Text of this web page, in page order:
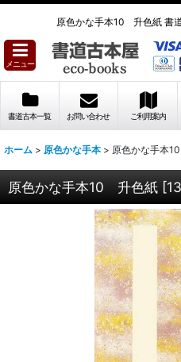
原色かな手本10 升色紙 書
メニュー
書道古本一覧 お問い合わせ ご利用案内
ホーム > 原色かな手本 > 原色かな手本
原色かな手本10 升色紙 [